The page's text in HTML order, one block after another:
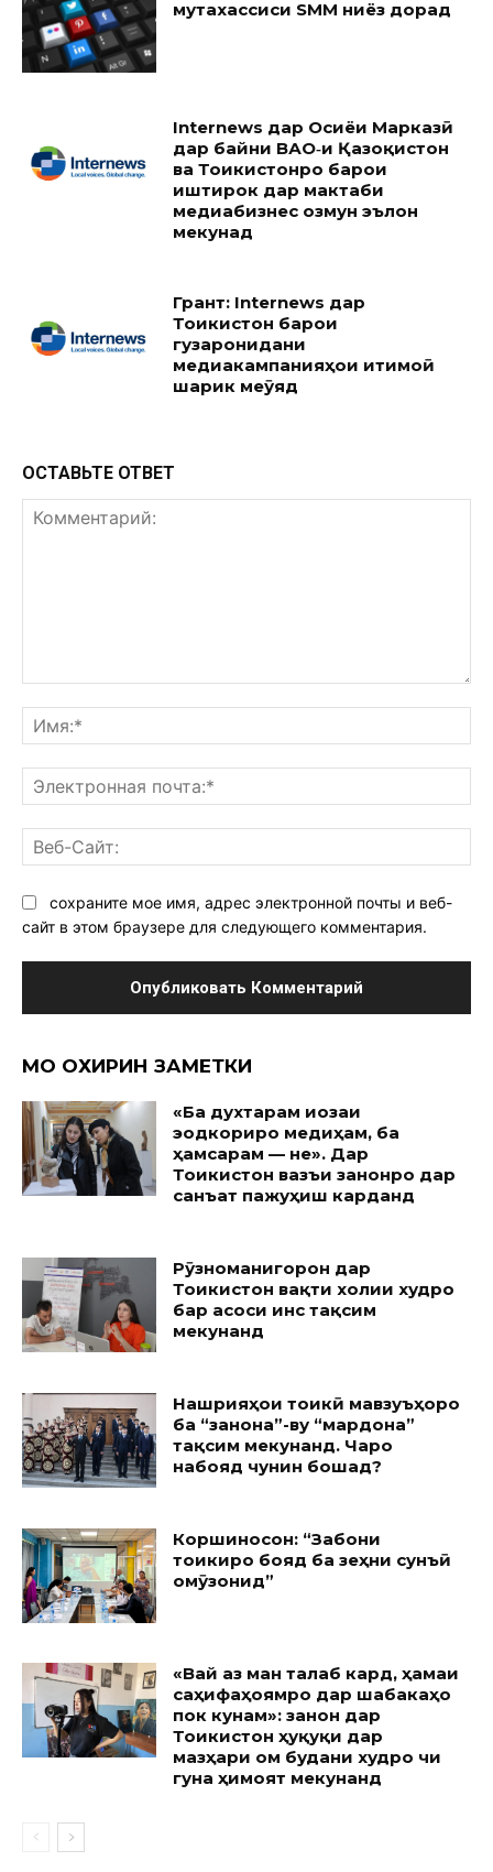
мутахассиси SMM ниёз дорад
Internews дар Осиёи Марказӣ
дар байни ВАО‑и Қазоқистон
ва Тоҷикистонро барои
иштирок дар мактаби
медиабизнес озмун эълон
мекунад
Грант: Internews дар
Тоҷикистон барои
гузаронидани
медиакампанияҳои иҷтимоӣ
шарик меҷӯяд
ОСТАВЬТЕ ОТВЕТ
сохраните мое имя, адрес электронной почты и веб-
сайт в этом браузере для следующего комментария.
МО ОХИРИН ЗАМЕТКИ
«Ба духтарам иҷозаи
эҷодкориро медиҳам, ба
ҳамсарам — не». Дар
Тоҷикистон вазъи занонро дар
санъат пажуҳиш карданд
Рӯзноманигорон дар
Тоҷикистон вақти холии худро
бар асоси ҷинс тақсим
мекунанд
Нашрияҳои тоҷикӣ мавзуъҳоро
ба “занона”-ву “мардона”
тақсим мекунанд. Чаро
набояд чунин бошад?
Коршиносон: “Забони
тоҷикиро бояд ба зеҳни сунъӣ
омӯзонид”
«Вай аз ман талаб кард, ҳамаи
саҳифаҳоямро дар шабакаҳо
пок кунам»: занон дар
Тоҷикистон ҳуқуқи дар
мазҳари ом будани худро чи
гуна ҳимоят мекунанд